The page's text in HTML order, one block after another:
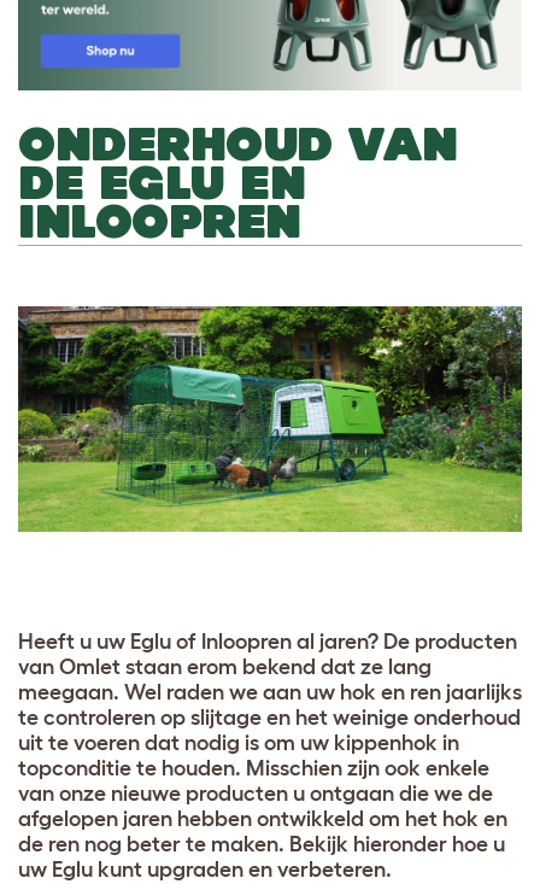
ONDERHOUD VAN
DE EGLU EN
INLOOPREN
Heeft u uw Eglu of Inloopren al jaren? De producten
van Omlet staan erom bekend dat ze lang
meegaan. Wel raden we aan uw hok en ren jaarlijks
te controleren op slijtage en het weinige onderhoud
uit te voeren dat nodig is om uw kippenhok in
topconditie te houden. Misschien zijn ook enkele
van onze nieuwe producten u ontgaan die we de
afgelopen jaren hebben ontwikkeld om het hok en
de ren nog beter te maken. Bekijk hieronder hoe u
uw Eglu kunt upgraden en verbeteren.